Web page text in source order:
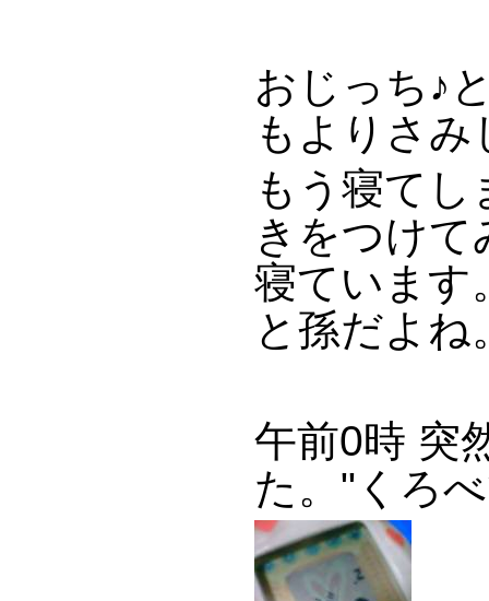
おじっち♪
もよりさ
もう寝て
きをつけ
寝ています
と孫だよね
午前0時 突
た。"くろ